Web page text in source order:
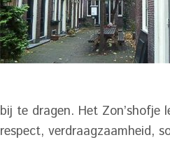
bij te dragen. Het Zon’shofje
respect, verdraagzaamheid,